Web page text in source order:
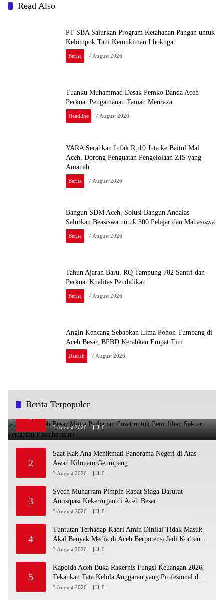
Read Also
PT SBA Salurkan Program Ketahanan Pangan untuk
Kelompok Tani Kemukiman Lhoknga
Berita 7 August 2026
Tuanku Muhammad Desak Pemko Banda Aceh
Perkuat Pengamanan Taman Meuraxa
Headline 7 August 2026
YARA Serahkan Infak Rp10 Juta ke Baitul Mal
Aceh, Dorong Penguatan Pengelolaan ZIS yang
Amanah
Berita 7 August 2026
Bangun SDM Aceh, Solusi Bangun Andalas
Salurkan Beasiswa untuk 300 Pelajar dan Mahasiswa
Berita 7 August 2026
Tahun Ajaran Baru, RQ Tampung 782 Santri dan
Perkuat Kualitas Pendidikan
Berita 7 August 2026
Angin Kencang Sebabkan Lima Pohon Tumbang di
Aceh Besar, BPBD Kerahkan Empat Tim
Daerah 7 August 2026
Berita Terpopuler
1
Bupati Aceh Besar Minta Perhatian Pusat untuk
Pemulihan Sektor Pertanian Pascabencana
7 August 2026 0
2
Saat Kak Ana Menikmati Panorama Negeri di Atas
Awan Kilonam Geumpang
3 August 2026 0
3
Syech Muharram Pimpin Rapat Siaga Darurat
Antisipasi Kekeringan di Aceh Besar
3 August 2026 0
4
Tuntutan Terhadap Kadri Amin Dinilai Tidak Masuk
Akal Banyak Media di Aceh Berpotensi Jadi Korban
Selanjutnya
3 August 2026 0
5
Kapolda Aceh Buka Rakernis Fungsi Keuangan 2026,
Tekankan Tata Kelola Anggaran yang Profesional dan
Akuntabel
3 August 2026 0